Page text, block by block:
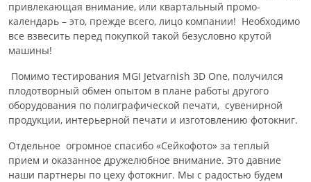
привлекающая внимание, или квартальный промо-
календарь – это, прежде всего, лицо компании! Необходимо
все взвесить перед покупкой такой безусловно крутой
машины!
Помимо тестирования MGI Jetvarnish 3D One, получился
плодотворный обмен опытом в плане работы другого
оборудования по полиграфической печати, сувенирной
продукции, интерьерной печати и изготовлению фотокниг.
Отдельное огромное спасибо «Сейкофото» за теплый
прием и оказанное дружелюбное внимание. Это давние
наши партнеры по цеху фотокниг. Мы с радостью будем